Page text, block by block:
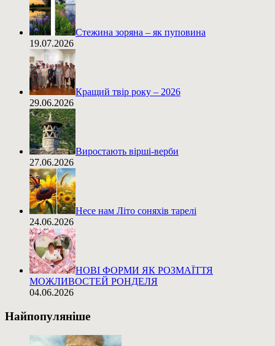
Стежина зоряна – як пуповина
19.07.2026
Кращий твір року – 2026
29.06.2026
Виростають вірші-верби
27.06.2026
Несе нам Літо соняхів тарелі
24.06.2026
НОВІ ФОРМИ ЯК РОЗМАЇТТЯ
МОЖЛИВОСТЕЙ РОНДЕЛЯ
04.06.2026
Найпопуляніше